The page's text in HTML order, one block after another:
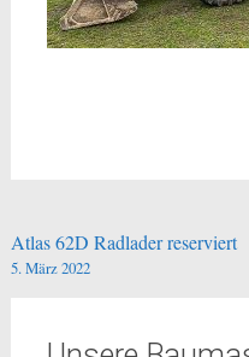
Beitragsnavigation
Atlas 62D Radlader reserviert
5. März 2022